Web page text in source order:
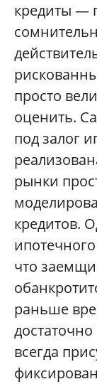
кредиты —
просто
оценить.
под залог
рынки
кредитов.
что
раньше
всегда